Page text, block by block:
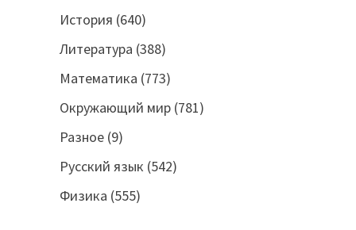
История (640)
Литература (388)
Математика (773)
Окружающий мир(781)
Разное(9)
Русский язык (542)
Физика (555)